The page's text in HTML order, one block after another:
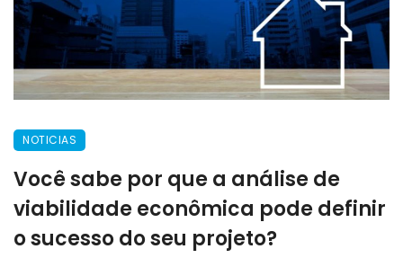
NOTICIAS
Você sabe por que a análise de
viabilidade econômica pode definir
o sucesso do seu projeto?